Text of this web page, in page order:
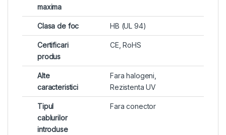
maxima
Clasa de foc HB (UL 94)
Certificari
produs
CE, RoHS
Alte
caracteristici
Fara halogeni,
Rezistenta UV
Tipul
cablurilor
introduse
Fara conector